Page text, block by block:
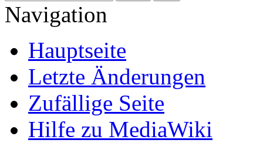
Navigation
Hauptseite
Letzte Änderungen
Zufällige Seite
Hilfe zu MediaWiki